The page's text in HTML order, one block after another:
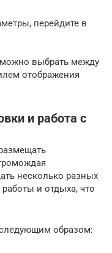
перейдите в
выбрать между
отображения
и работа с
несколько разных
и отдыха, что
образом: